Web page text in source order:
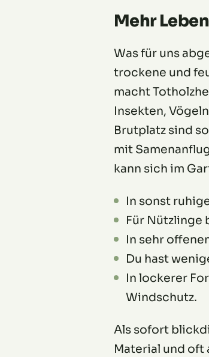
Mehr
Was für uns
trockene und
macht
Insekten,
Brutplatz sind
mit
kann sich im
In sonst
Für Nützlinge
In sehr
Du hast
In lockerer
Windschutz.
Als sofort
Material und oft